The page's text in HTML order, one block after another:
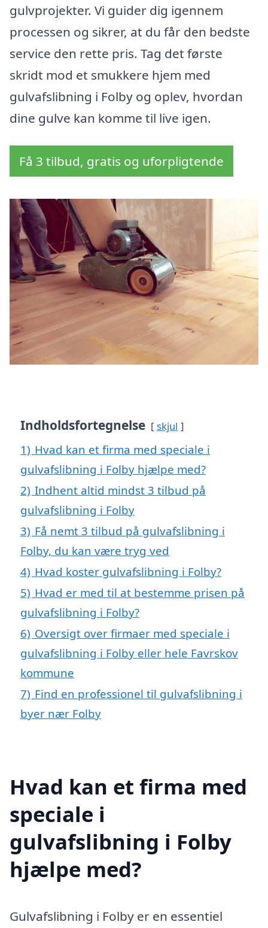
gulvprojekter. Vi guider dig igennem
processen og sikrer, at du får den bedste
service den rette pris. Tag det første
skridt mod et smukkere hjem med
gulvafslibning i Folby og oplev, hvordan
dine gulve kan komme til live igen.
Få 3 tilbud, gratis og uforpligtende
Indholdsfortegnelse skjul
1) Hvad kan et firma med speciale i
gulvafslibning i Folby hjælpe med?
2) Indhent altid mindst 3 tilbud på
gulvafslibning i Folby
3) Få nemt 3 tilbud på gulvafslibning i
Folby, du kan være tryg ved
4) Hvad koster gulvafslibning i Folby?
5) Hvad er med til at bestemme prisen på
gulvafslibning i Folby?
6) Oversigt over firmaer med speciale i
gulvafslibning i Folby eller hele Favrskov
kommune
7) Find en professionel til gulvafslibning i
byer nær Folby
Hvad kan et firma med
speciale i
gulvafslibning i Folby
hjælpe med?
Gulvafslibning i Folby er en essentiel